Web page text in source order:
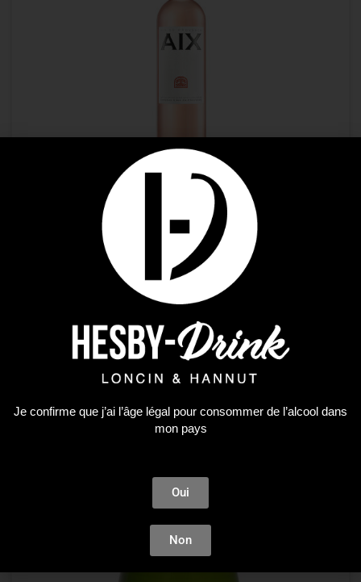
Vins
AIX COTEAUX D’AIX EN PROVENCE 0.75
AJOUTER AU PANIER
Je confirme que j’ai l’âge légal pour consommer de l’alcool dans
mon pays
Oui
Non